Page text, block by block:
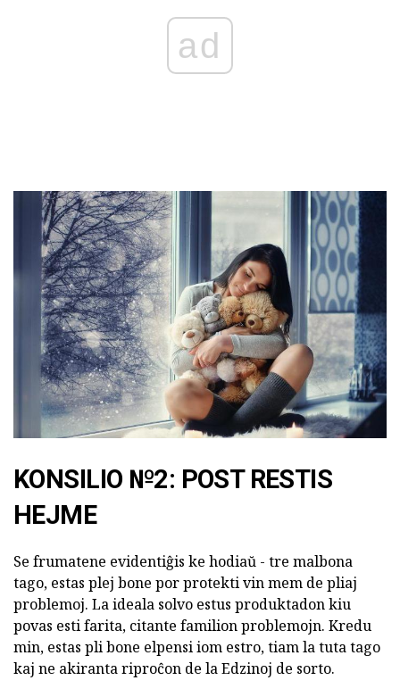
ad
KONSILIO №2: POST RESTIS
HEJME
Se frumatene evidentiĝis ke hodiaŭ - tre malbona
tago, estas plej bone por protekti vin mem de pliaj
problemoj. La ideala solvo estus produktadon kiu
povas esti farita, citante familion problemojn. Kredu
min, estas pli bone elpensi iom estro, tiam la tuta tago
kaj ne akiranta riproĉon de la Edzinoj de sorto.